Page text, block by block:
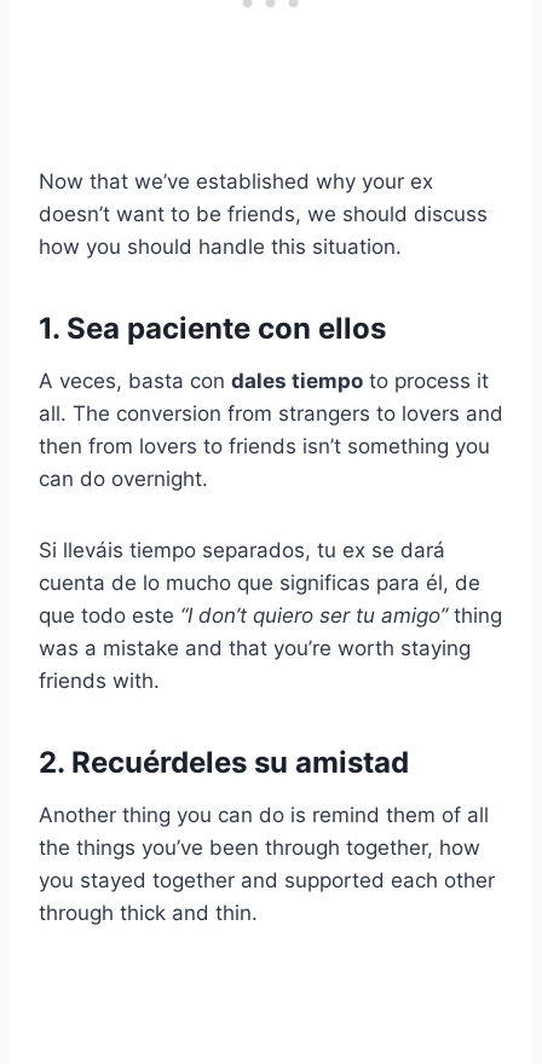
Now that we’ve established why your ex
doesn’t want to be friends, we should discuss
how you should handle this situation.
1. Sea paciente con ellos
A veces, basta con dales tiempo to process it
all. The conversion from strangers to lovers and
then from lovers to friends isn’t something you
can do overnight.
Si lleváis tiempo separados, tu ex se dará
cuenta de lo mucho que significas para él, de
que todo este ‘‘I don’t quiero ser tu amigo’’ thing
was a mistake and that you’re worth staying
friends with.
2. Recuérdeles su amistad
Another thing you can do is remind them of all
the things you’ve been through together, how
you stayed together and supported each other
through thick and thin.